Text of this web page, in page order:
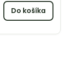
Do košíka